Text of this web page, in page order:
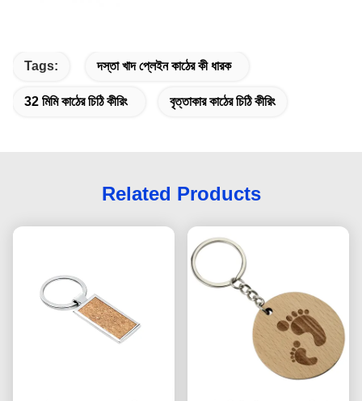
Tags: দস্তা খাদ প্লেইন কাঠের কী ধারক
32 মিমি কাঠের চিঠি কীরিং বৃত্তাকার কাঠের চিঠি কীরিং
Related Products